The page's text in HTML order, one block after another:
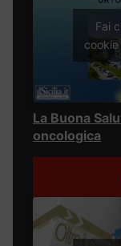
Fai
La Buona
oncologica